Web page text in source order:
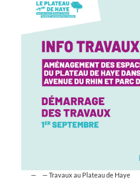
— Travaux au Plateau de Haye